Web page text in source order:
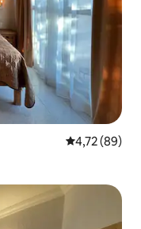
4,72 de uma
4,72 (89)